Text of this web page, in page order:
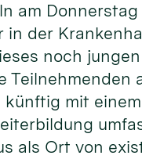
am
der
noch
mit
als Ort von